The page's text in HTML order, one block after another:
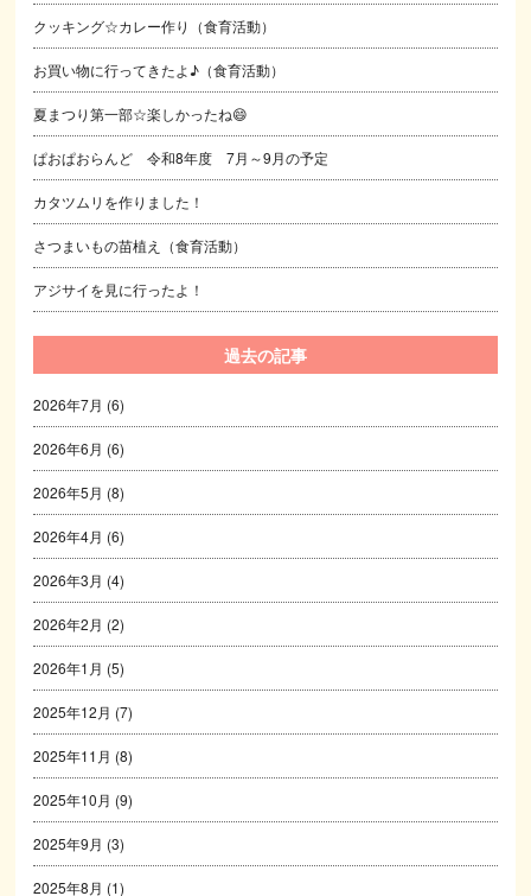
クッキング☆カレー作り（食育活動）
お買い物に行ってきたよ♪（食育活動）
夏まつり第一部☆楽しかったね😄
ぱおぱおらんど 令和8年度 7月～9月の予定
カタツムリを作りました！
さつまいもの苗植え（食育活動）
アジサイを見に行ったよ！
過去の記事
2026年7月 (6)
2026年6月 (6)
2026年5月 (8)
2026年4月 (6)
2026年3月 (4)
2026年2月 (2)
2026年1月 (5)
2025年12月 (7)
2025年11月 (8)
2025年10月 (9)
2025年9月 (3)
2025年8月 (1)